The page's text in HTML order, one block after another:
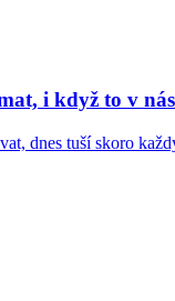
i když to v
dnes tuší skoro